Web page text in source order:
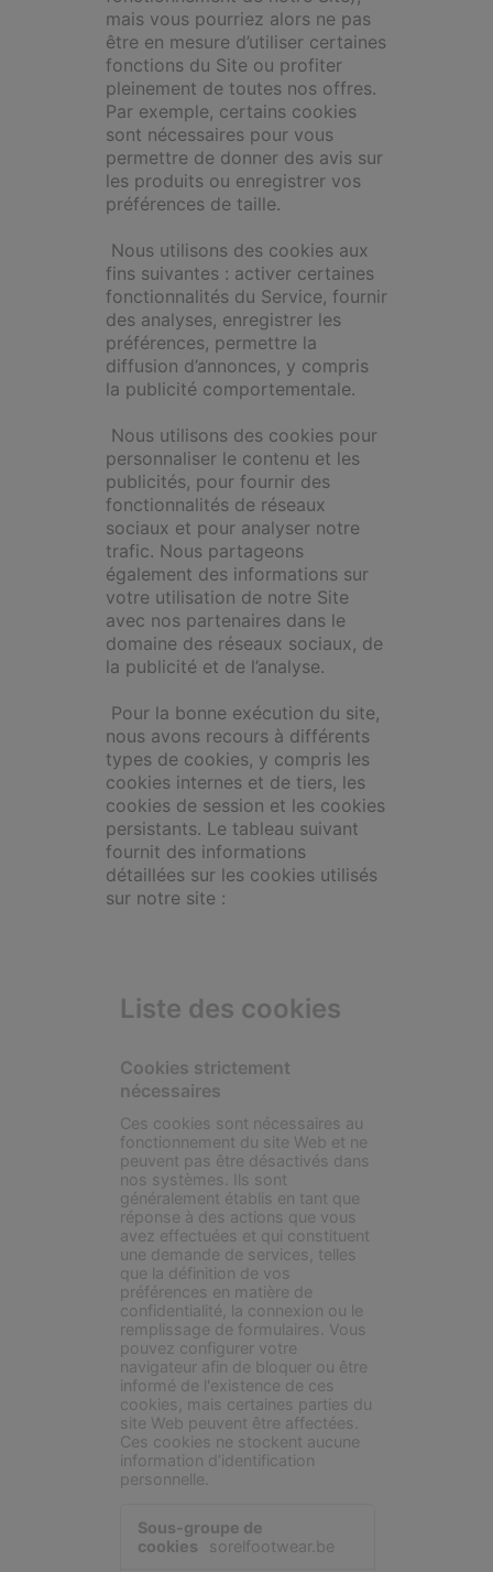
mais vous pourriez alors ne pas
être en mesure d’utiliser certaines
fonctions du Site ou profiter
pleinement de toutes nos offres.
Par exemple, certains cookies
sont nécessaires pour vous
permettre de donner des avis sur
les produits ou enregistrer vos
préférences de taille.
Nous utilisons des cookies aux
fins suivantes : activer certaines
fonctionnalités du Service, fournir
des analyses, enregistrer les
préférences, permettre la
diffusion d’annonces, y compris
la publicité comportementale.
Nous utilisons des cookies pour
personnaliser le contenu et les
publicités, pour fournir des
fonctionnalités de réseaux
sociaux et pour analyser notre
trafic. Nous partageons
également des informations sur
votre utilisation de notre Site
avec nos partenaires dans le
domaine des réseaux sociaux, de
la publicité et de l’analyse.
Pour la bonne exécution du site,
nous avons recours à différents
types de cookies, y compris les
cookies internes et de tiers, les
cookies de session et les cookies
persistants. Le tableau suivant
fournit des informations
détaillées sur les cookies utilisés
sur notre site :
Liste des cookies
Cookies strictement
nécessaires
Ces cookies sont nécessaires au
fonctionnement du site Web et ne
peuvent pas être désactivés dans
nos systèmes. Ils sont
généralement établis en tant que
réponse à des actions que vous
avez effectuées et qui constituent
une demande de services, telles
que la définition de vos
préférences en matière de
confidentialité, la connexion ou le
remplissage de formulaires. Vous
pouvez configurer votre
navigateur afin de bloquer ou être
informé de l'existence de ces
cookies, mais certaines parties du
site Web peuvent être affectées.
Ces cookies ne stockent aucune
information d’identification
personnelle.
strictement
nécessaires
sorelfootwear.be